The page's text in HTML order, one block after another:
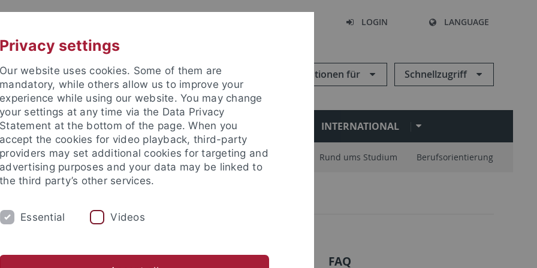
LOGIN LANGUAGE
Informationen für Schnellzugriff
FORSCHUNG EINRICHTUNGEN INTERNATIONAL
und Immatrikulation Beratung und Info Studienorganisation Rund ums Studium Berufsorientierung
FAQ
Privacy settings
Our website uses cookies. Some of them are
mandatory, while others allow us to improve your
experience while using our website. You may change
your settings at any time via the Data Privacy
Statement at the bottom of the page. When you
accept the cookies for video playback, third-party
providers may set additional cookies for targeting and
advertising purposes and your data may be linked to
the third party’s other services.
Essential Videos